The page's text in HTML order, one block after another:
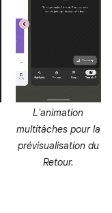
L'animation
multitâches pour la
prévisualisation du
Retour.